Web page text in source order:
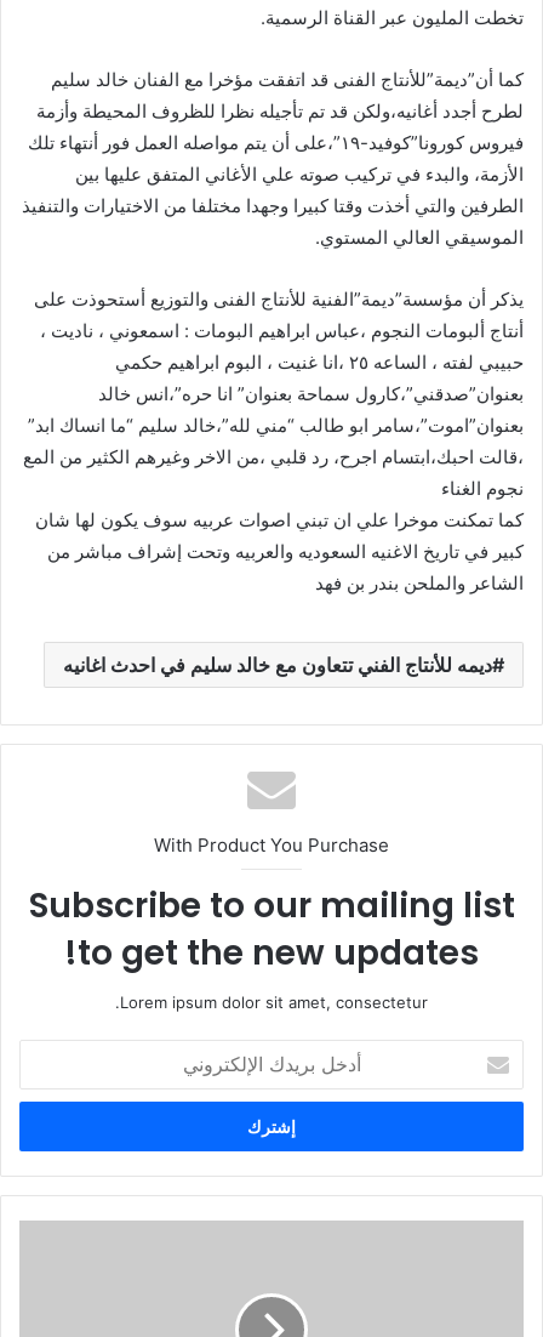
تخطت المليون عبر القناة الرسمية.
كما أن”ديمة”للأنتاج الفنى قد اتفقت مؤخرا مع الفنان خالد سليم
لطرح أجدد أغانيه،ولكن قد تم تأجيله نظرا للظروف المحيطة وأزمة
فيروس كورونا”كوفيد-١٩”،على أن يتم مواصله العمل فور أنتهاء تلك
الأزمة، والبدء في تركيب صوته علي الأغاني المتفق عليها بين
الطرفين والتي أخذت وقتا كبيرا وجهدا مختلفا من الاختيارات والتنفيذ
الموسيقي العالي المستوي.
يذكر أن مؤسسة”ديمة”الفنية للأنتاج الفنى والتوزيع أستحوذت على
أنتاج ألبومات النجوم ،عباس ابراهيم البومات : اسمعوني ، ناديت ،
حبيبي لفته ، الساعه ٢٥ ،انا غنيت ، البوم ابراهيم حكمي
بعنوان”صدقني”،كارول سماحة بعنوان” انا حره”،انس خالد
بعنوان”اموت”،سامر ابو طالب “مني لله”،خالد سليم “ما انساك ابد”
،قالت احبك،ابتسام اجرح، رد قلبي ،من الاخر وغيرهم الكثير من المع
نجوم الغناء
كما تمكنت موخرا علي ان تبني اصوات عربيه سوف يكون لها شان
كبير في تاريخ الاغنيه السعوديه والعربيه وتحت إشراف مباشر من
الشاعر والملحن بندر بن فهد
ديمه للأنتاج الفني تتعاون مع خالد سليم في احدث اغانيه
With Product You Purchase
Subscribe to our mailing list
to get the new updates!
Lorem ipsum dolor sit amet, consectetur.
خ
ب
ر